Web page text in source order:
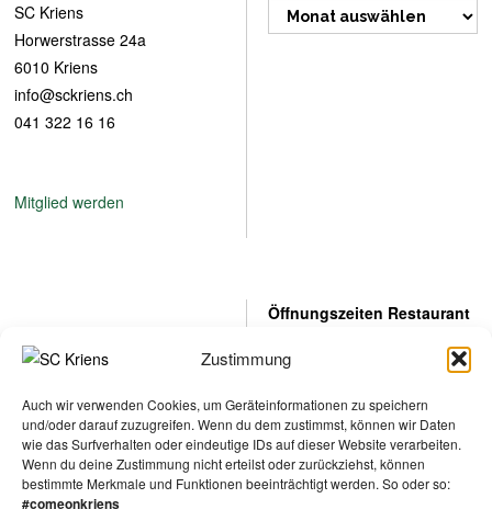
Zustimmung
Auch wir verwenden Cookies, um Geräteinformationen zu speichern
und/oder darauf zuzugreifen. Wenn du dem zustimmst, können wir Daten
wie das Surfverhalten oder eindeutige IDs auf dieser Website verarbeiten.
Wenn du deine Zustimmung nicht erteilst oder zurückziehst, können
bestimmte Merkmale und Funktionen beeinträchtigt werden. So oder so:
#comeonkriens
6
SC Kriens
Horwerstrasse 24a
6010 Kriens
info@sckriens.ch
041 322 16 16
Mitglied werden
N
a
m
e
Vorname Nachname
E
m
E
Öffnungszeiten Restaurant
9:00 - 23:00 Uhr
Samstag und Sonntag offen
nach Spielbetrieb.